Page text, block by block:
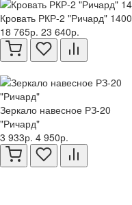
Кровать РКР-2 "Ричард" 1400
18 765р. 23 640р.
Зеркало навесное РЗ-20
"Ричард"
3 933р. 4 950р.